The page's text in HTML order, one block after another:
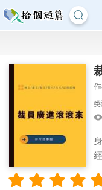
個月 300 萬的單子從